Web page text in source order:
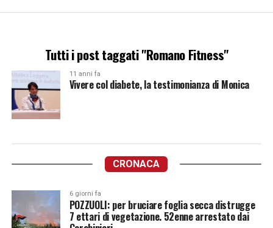
Tutti i post taggati "Romano Fitness"
11 anni fa
Vivere col diabete, la testimonianza di Monica
CRONACA
6 giorni fa
POZZUOLI: per bruciare foglia secca distrugge
7 ettari di vegetazione. 52enne arrestato dai